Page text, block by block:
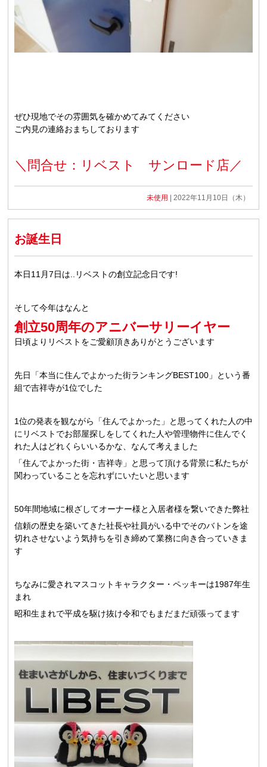
ぜひ現地でその雰囲気を確かめてみてください
ご内見の連絡おまちしております
＼問合せ：リベスト サンロード店／
未使用 | 2022年11月10日（木）
お誕生日
本日11月7日は..リベストの創立記念日です!
そして今年はなんと
創立50周年のアニバーサリーイヤー
日頃よりリベストをご愛顧頂きありがとうございます
先日「本当に住んでよかった街ランキングBEST100」という番
組で吉祥寺が1位でした
1位の発表を観ながら「住んでよかった」と思ってくれた人の中
にリベストでお部屋探しをしてくれた人や管理物件に住んでく
れた人はどれくらいいるかな、なんて考えました
「住んでよかった街・吉祥寺」と思って頂ける背景に私たちが
関わっていることを忘れずにいたいと思います
50年間地域に根ざしてオーナー様と入居者様を繋いできた弊社
信頼の歴史を築いてきた社長や社員がいる中でそのバトンを途
切れさせないよう気持ちを引き締めて業務に向き合っていきま
す
ちなみに愛されマスコットキャラクター・ペッキーは1987年生
まれ
昭和生まれで平成を駆け抜け令和でもまだまだ頑張ってます